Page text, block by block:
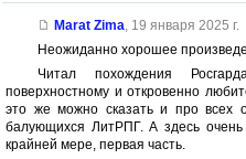
Marat Zima, 19 января 2025 г.
Неожиданно хорошее
Читал похождения
поверхностному и откровенно
это же можно сказать и про всех
балующихся ЛитРПГ. А здесь
крайней мере, первая часть.